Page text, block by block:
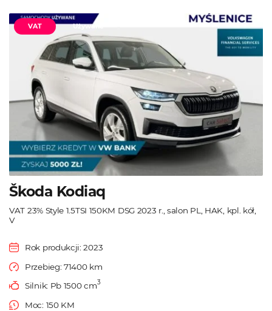
VAT Używane
Škoda Kodiaq
VAT 23% Style 1.5TSI 150KM DSG 2023 r., salon PL, HAK, kpl. kół,
V
Rok produkcji: 2023
Przebieg: 71400 km
Silnik: Pb 1500 cm3
Moc: 150 KM